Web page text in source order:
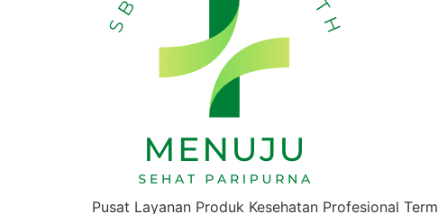
Pusat Layanan Produk Kesehatan Profesional